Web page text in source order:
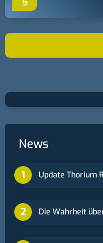
5
News
Update Thorium
Die Wahrheit